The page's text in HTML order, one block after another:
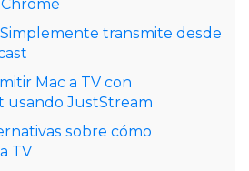
transmite desde
Mac a TV con
usando JustStream
sobre cómo
TV